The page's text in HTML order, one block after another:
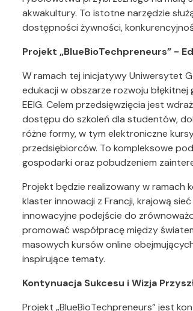
akwakultury. To istotne narzędzie
dostępności żywności,
Projekt „BlueBioTechpreneurs” -
W ramach tej inicjatywy Uniwersytet
edukacji w obszarze rozwoju błękitnej
EEIG. Celem przedsięwzięcia jest
dostępu do szkoleń dla studentów,
różne formy, w tym elektroniczne
przedsiębiorców. To kompleksowe
gospodarki oraz pobudzeniem
Projekt będzie realizowany w ramach
klaster innowacji z Francji, krajową
innowacyjne podejście do
promować współpracę między
masowych kursów online
inspirujące tematy.
Kontynuacja Sukcesu i Wizja
Projekt „BlueBioTechpreneurs” jest